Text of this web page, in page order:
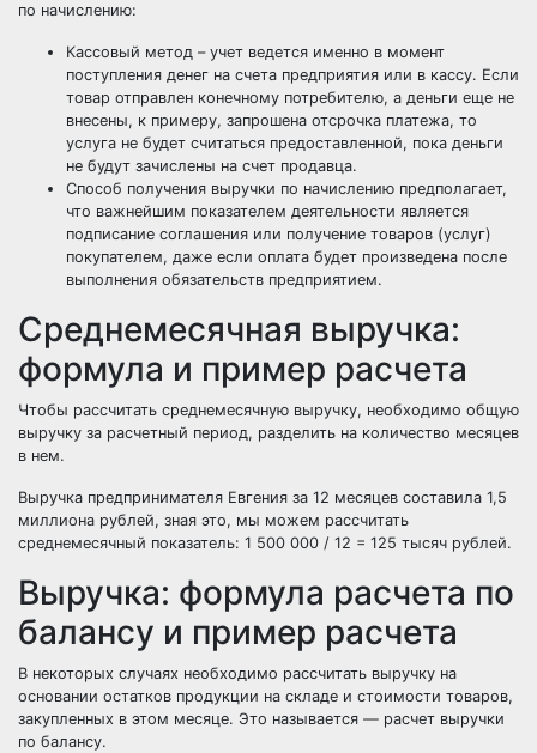
по начислению:
Кассовый метод – учет ведется именно в момент
поступления денег на счета предприятия или в кассу. Если
товар отправлен конечному потребителю, а деньги еще не
внесены, к примеру, запрошена отсрочка платежа, то
услуга не будет считаться предоставленной, пока деньги
не будут зачислены на счет продавца.
Способ получения выручки по начислению предполагает,
что важнейшим показателем деятельности является
подписание соглашения или получение товаров (услуг)
покупателем, даже если оплата будет произведена после
выполнения обязательств предприятием.
Среднемесячная выручка:
формула и пример расчета
Чтобы рассчитать среднемесячную выручку, необходимо общую
выручку за расчетный период, разделить на количество месяцев
в нем.
Выручка предпринимателя Евгения за 12 месяцев составила 1,5
миллиона рублей, зная это, мы можем рассчитать
среднемесячный показатель: 1 500 000 / 12 = 125 тысяч рублей.
Выручка: формула расчета по
балансу и пример расчета
В некоторых случаях необходимо рассчитать выручку на
основании остатков продукции на складе и стоимости товаров,
закупленных в этом месяце. Это называется — расчет выручки
по балансу.